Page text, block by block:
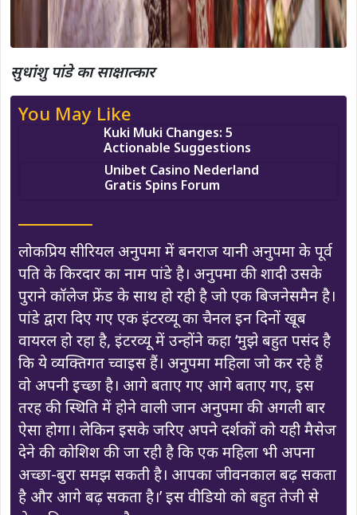
सुधांशु पांडे कासाक्षात्कार
You May Like
Kuki Muki Changes: 5
Actionable Suggestions
Unibet Casino Nederland
Gratis Spins Forum
लोकप्रिय सीरियल अनुपमा में बनराज यानी अनुपमा के पूर्व
पति के किरदार का नाम पांडे है। अनुपमा की शादी उसके
पुराने कॉलेज फ्रेंड के साथ हो रही है जो एक बिजनेसमैन है।
पांडे द्वारा दिए गए एक इंटरव्यू का चैनल इन दिनों खूब
वायरल हो रहा है, इंटरव्यू में उन्होंने कहा ‘मुझे बहुत पसंद है
कि ये व्यक्तिगत च्वाइस हैं। अनुपमा महिला जो कर रहे हैं
वो अपनी इच्छा है। आगे बताए गए आगे बताए गए, इस
तरह की स्थिति में होने वाली जान अनुपमा की अगली बार
ऐसा होगा। लेकिन इसके जरिए अपने दर्शकों को यही मैसेज
देने की कोशिश की जा रही है कि एक महिला भी अपना
अच्छा-बुरा समझ सकती है। आपका जीवनकाल बढ़ सकता
है और आगे बढ़ सकता है।’ इस वीडियो को बहुत तेजी से